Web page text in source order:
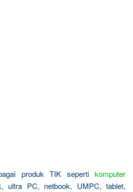
produk TIK seperti komputer
ultra PC, netbook, UMPC, tablet,